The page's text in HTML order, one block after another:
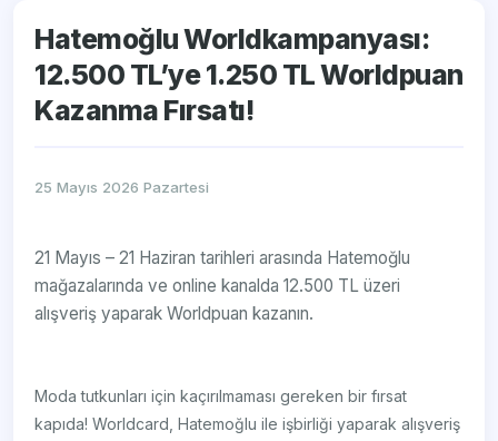
Hatemoğlu Worldkampanyası:
12.500 TL’ye 1.250 TL Worldpuan
Kazanma Fırsatı!
25 Mayıs 2026 Pazartesi
21 Mayıs – 21 Haziran tarihleri arasında Hatemoğlu
mağazalarında ve online kanalda 12.500 TL üzeri
alışveriş yaparak Worldpuan kazanın.
Moda tutkunları için kaçırılmaması gereken bir fırsat
kapıda! Worldcard, Hatemoğlu ile işbirliği yaparak alışveriş